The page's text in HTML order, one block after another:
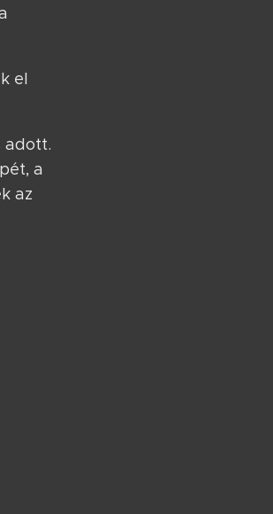
el
adott.
a
az